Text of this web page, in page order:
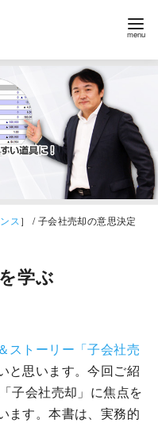
ス ］ / 子会社売却の意思決定
学ぶ
ストーリー「子会社売
と思います。今回ご紹
子会社売却」に焦点を
ます。本書は、実務的